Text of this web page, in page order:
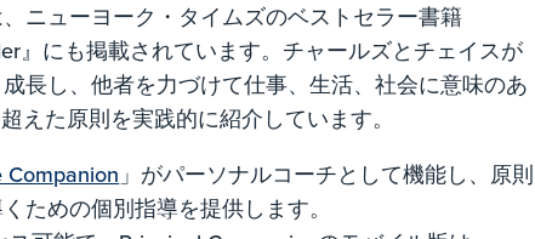
ニューヨーク・タイムズのベストセラー書籍
』にも掲載されています。チャールズとチェイスが
長し、他者を力づけて仕事、生活、社会に意味のあ
えた原則を実践的に紹介しています。
Companion 」がパーソナルコーチとして機能し、原則
ための個別指導を提供します。